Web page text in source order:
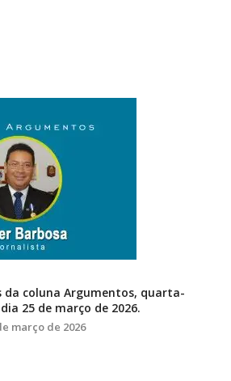
da coluna Argumentos, quarta-
25 de março de 2026.
março de 2026